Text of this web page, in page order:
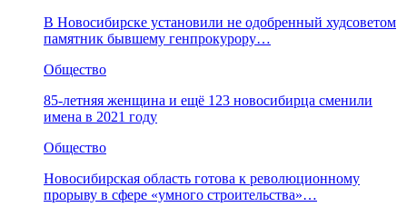
В Новосибирске установили не одобренный худсоветом
памятник бывшему генпрокурору…
Общество
85-летняя женщина и ещё 123 новосибирца сменили
имена в 2021 году
Общество
Новосибирская область готова к революционному
прорыву в сфере «умного строительства»…